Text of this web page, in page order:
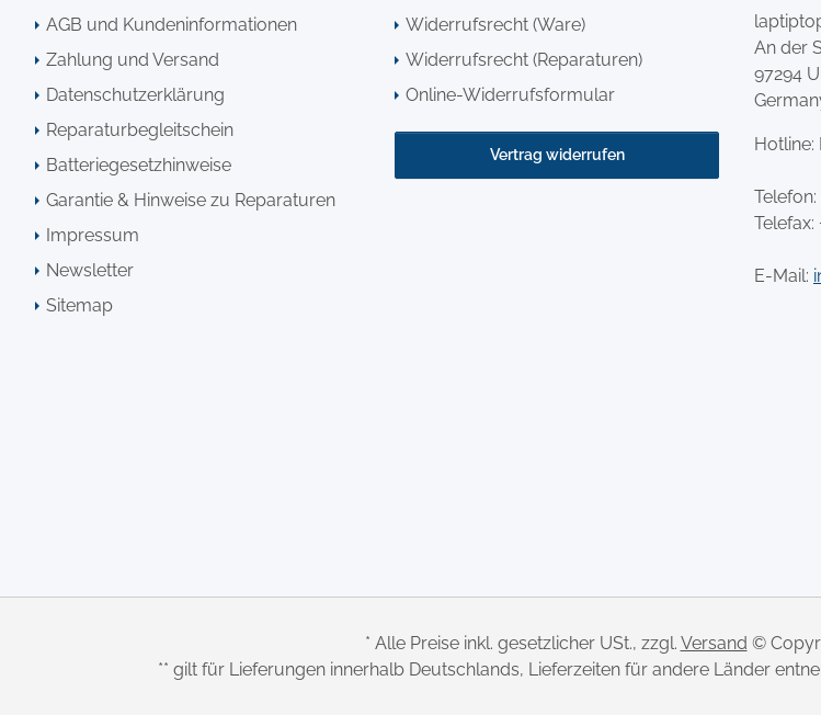
AGB und Kundeninformationen
Zahlung und Versand
Datenschutzerklärung
Reparaturbegleitschein
Batteriegesetzhinweise
Garantie & Hinweise zu Reparaturen
Impressum
Newsletter
Sitemap
Widerrufsrecht (Ware)
Widerrufsrecht (Reparaturen)
Online-Widerrufsformular
Vertrag widerrufen
An der
97294
Hotline:
Telefon:
Telefax:
E-Mail:
* Alle Preise inkl. gesetzlicher USt., zzgl. Versand ©
** gilt für Lieferungen innerhalb Deutschlands, Lieferzeiten für andere Länder